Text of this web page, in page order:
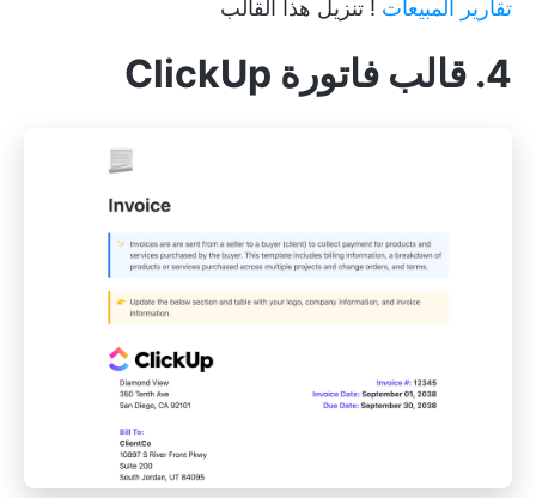
تقارير المبيعات ! تنزيل هذا القالب
4. قالب فاتورة ClickUp